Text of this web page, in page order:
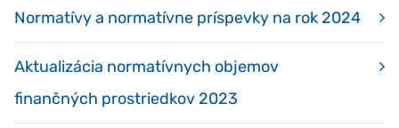
Normatívy a normatívne príspevky na rok 2024
Aktualizácia normatívnych objemov
finančných prostriedkov 2023